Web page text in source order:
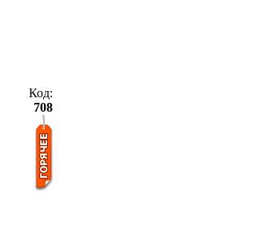
Код:
708